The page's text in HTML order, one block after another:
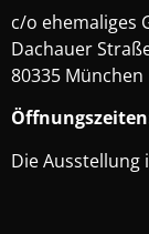
c/o ehemaliges
Dachauer
80335 München
Die Ausstellung